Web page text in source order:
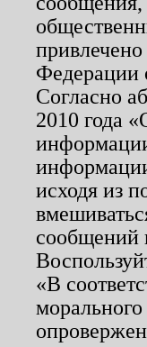
привлечено
Федерации
Согласно
2010 года
исходя из
сообщений
«В